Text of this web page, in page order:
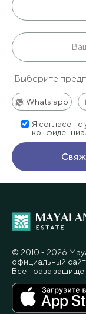
Выберите
Whats app
Я согласен с
© 2010 - 2026
официальный сайт.
Все права